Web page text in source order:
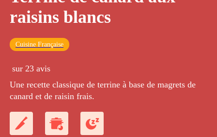
raisins blancs
Cuisine Française
sur 23 avis
Une recette classique de terrine à base de magrets de
canard et de raisin frais.